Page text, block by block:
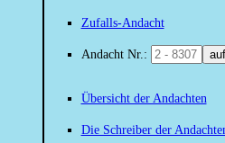
Zufalls-Andacht
Andacht Nr.:
Übersicht der Andachten
Die Schreiber der